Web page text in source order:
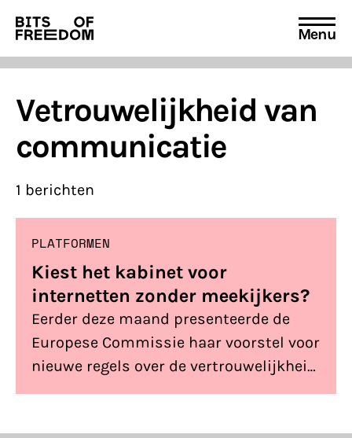
Search
for:
Menu
Vacatures
beleid
PRIVACY EN VOORWAARDEN
HUISREGELS
Vetrouwelijkheid van
communicatie
1 berichten
PLATFORMEN
Kiest het kabinet voor
internetten zonder meekijkers?
Eerder deze maand presenteerde de
Europese Commissie haar voorstel voor
nieuwe regels over de vertrouwelijkheid
van communicatie op het internet. Dit